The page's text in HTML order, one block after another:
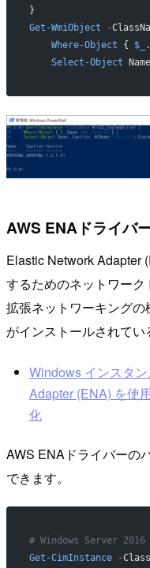
}
Get-WmiObject -
    Where-Object
{ $_
    Select-Object
Name
AWS ENAドライバ
Elastic Network Adapter
するためのネットワーク
拡張ネットワーキング
がインストールされてい
Windows インスタ
Adapter (ENA) を使
化
AWS ENAドライバーの
できます。
# Windows Server 2016
Get-CimInstance -